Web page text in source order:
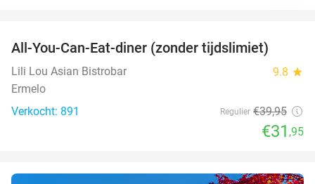
All-You-Can-Eat-diner (zonder tijdslimiet)
Lili Lou Asian Bistrobar 9.8 star
Ermelo
Verkocht: 891
Regulier €39,95
€31 ,95